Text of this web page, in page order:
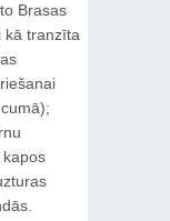
Brasas
kā tranzīta